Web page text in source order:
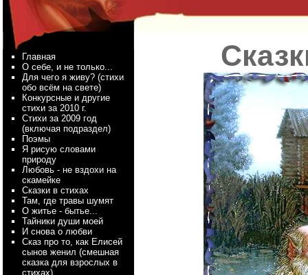
Главная
О себе, и не только...
Для чего я живу? (стихи
обо всём на свете)
Конкурсные и другие
стихи за 2010 г.
Стихи за 2009 год
(включая подраздел)
Поэмы
Я рисую словами
природу
Любовь - не вздохи на
скамейке
Сказки в стихах
Там, где травы шумят
О житье - бытье...
Тайники души моей
И снова о любви
Сказ про то, как Елисей
сынов женил (смешная
сказка для взрослых в
стихах)